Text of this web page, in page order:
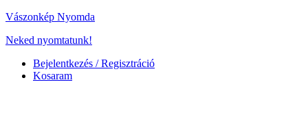
Vászonkép Nyomda
Neked nyomtatunk!
Bejelentkezés / Regisztráció
Kosaram